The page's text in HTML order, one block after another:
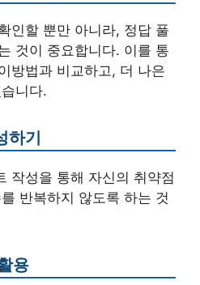
인할 뿐만 아니라, 정답 풀
것이 중요합니다. 이를 통
방법과 비교하고, 더 나은
니다.
하기
작성을 통해 자신의 취약점
반복하지 않도록 하는 것
용